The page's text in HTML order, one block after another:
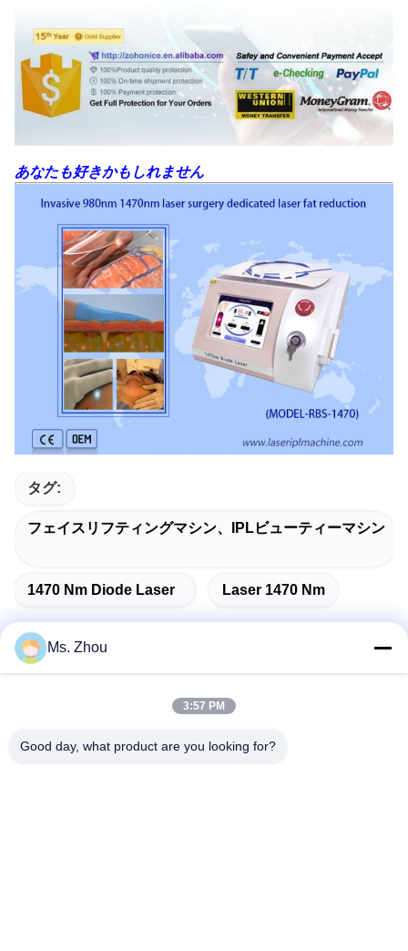
あなたも好きかもしれません
タグ:
フェイスリフティングマシン、IPLビューティーマシン
1470 Nm Diode Laser Laser 1470 Nm
住所
Ms. Zhou
3:57 PM
Good day, what product are you looking for?